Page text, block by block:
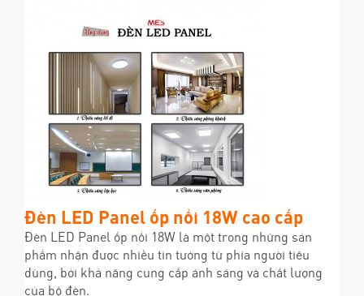
Đèn LED Panel ốp nổi 18W cao cấp
Đèn LED Panel ốp nổi 18W là một trong những sản
phẩm nhận được nhiều tin tưởng từ phía người tiêu
dùng, bởi khả năng cung cấp ánh sáng và chất lượng
của bộ đèn.